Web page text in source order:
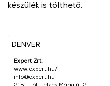
DENVER
Expert Zrt.
www.expert.hu/
info@expert.hu
2151, Fót, Telkes Mária út 2
készülék is tölthető.